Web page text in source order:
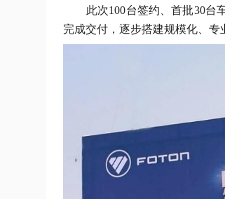
此次100台签约、首批30台
完成交付，逐步搭建规模化、专